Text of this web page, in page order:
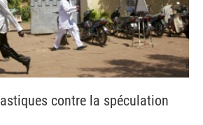
contre la spéculation